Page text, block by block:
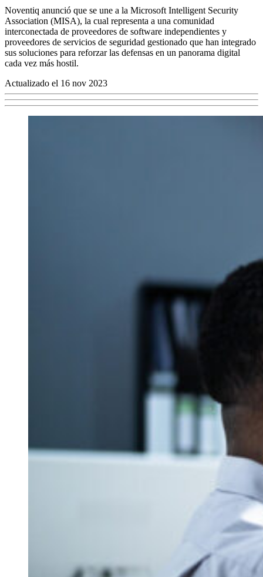
Noventiq anunció que se une a la Microsoft Intelligent Security
Association (MISA), la cual representa a una comunidad
interconectada de proveedores de software independientes y
proveedores de servicios de seguridad gestionado que han integrado
sus soluciones para reforzar las defensas en un panorama digital
cada vez más hostil.
Actualizado el 16 nov 2023